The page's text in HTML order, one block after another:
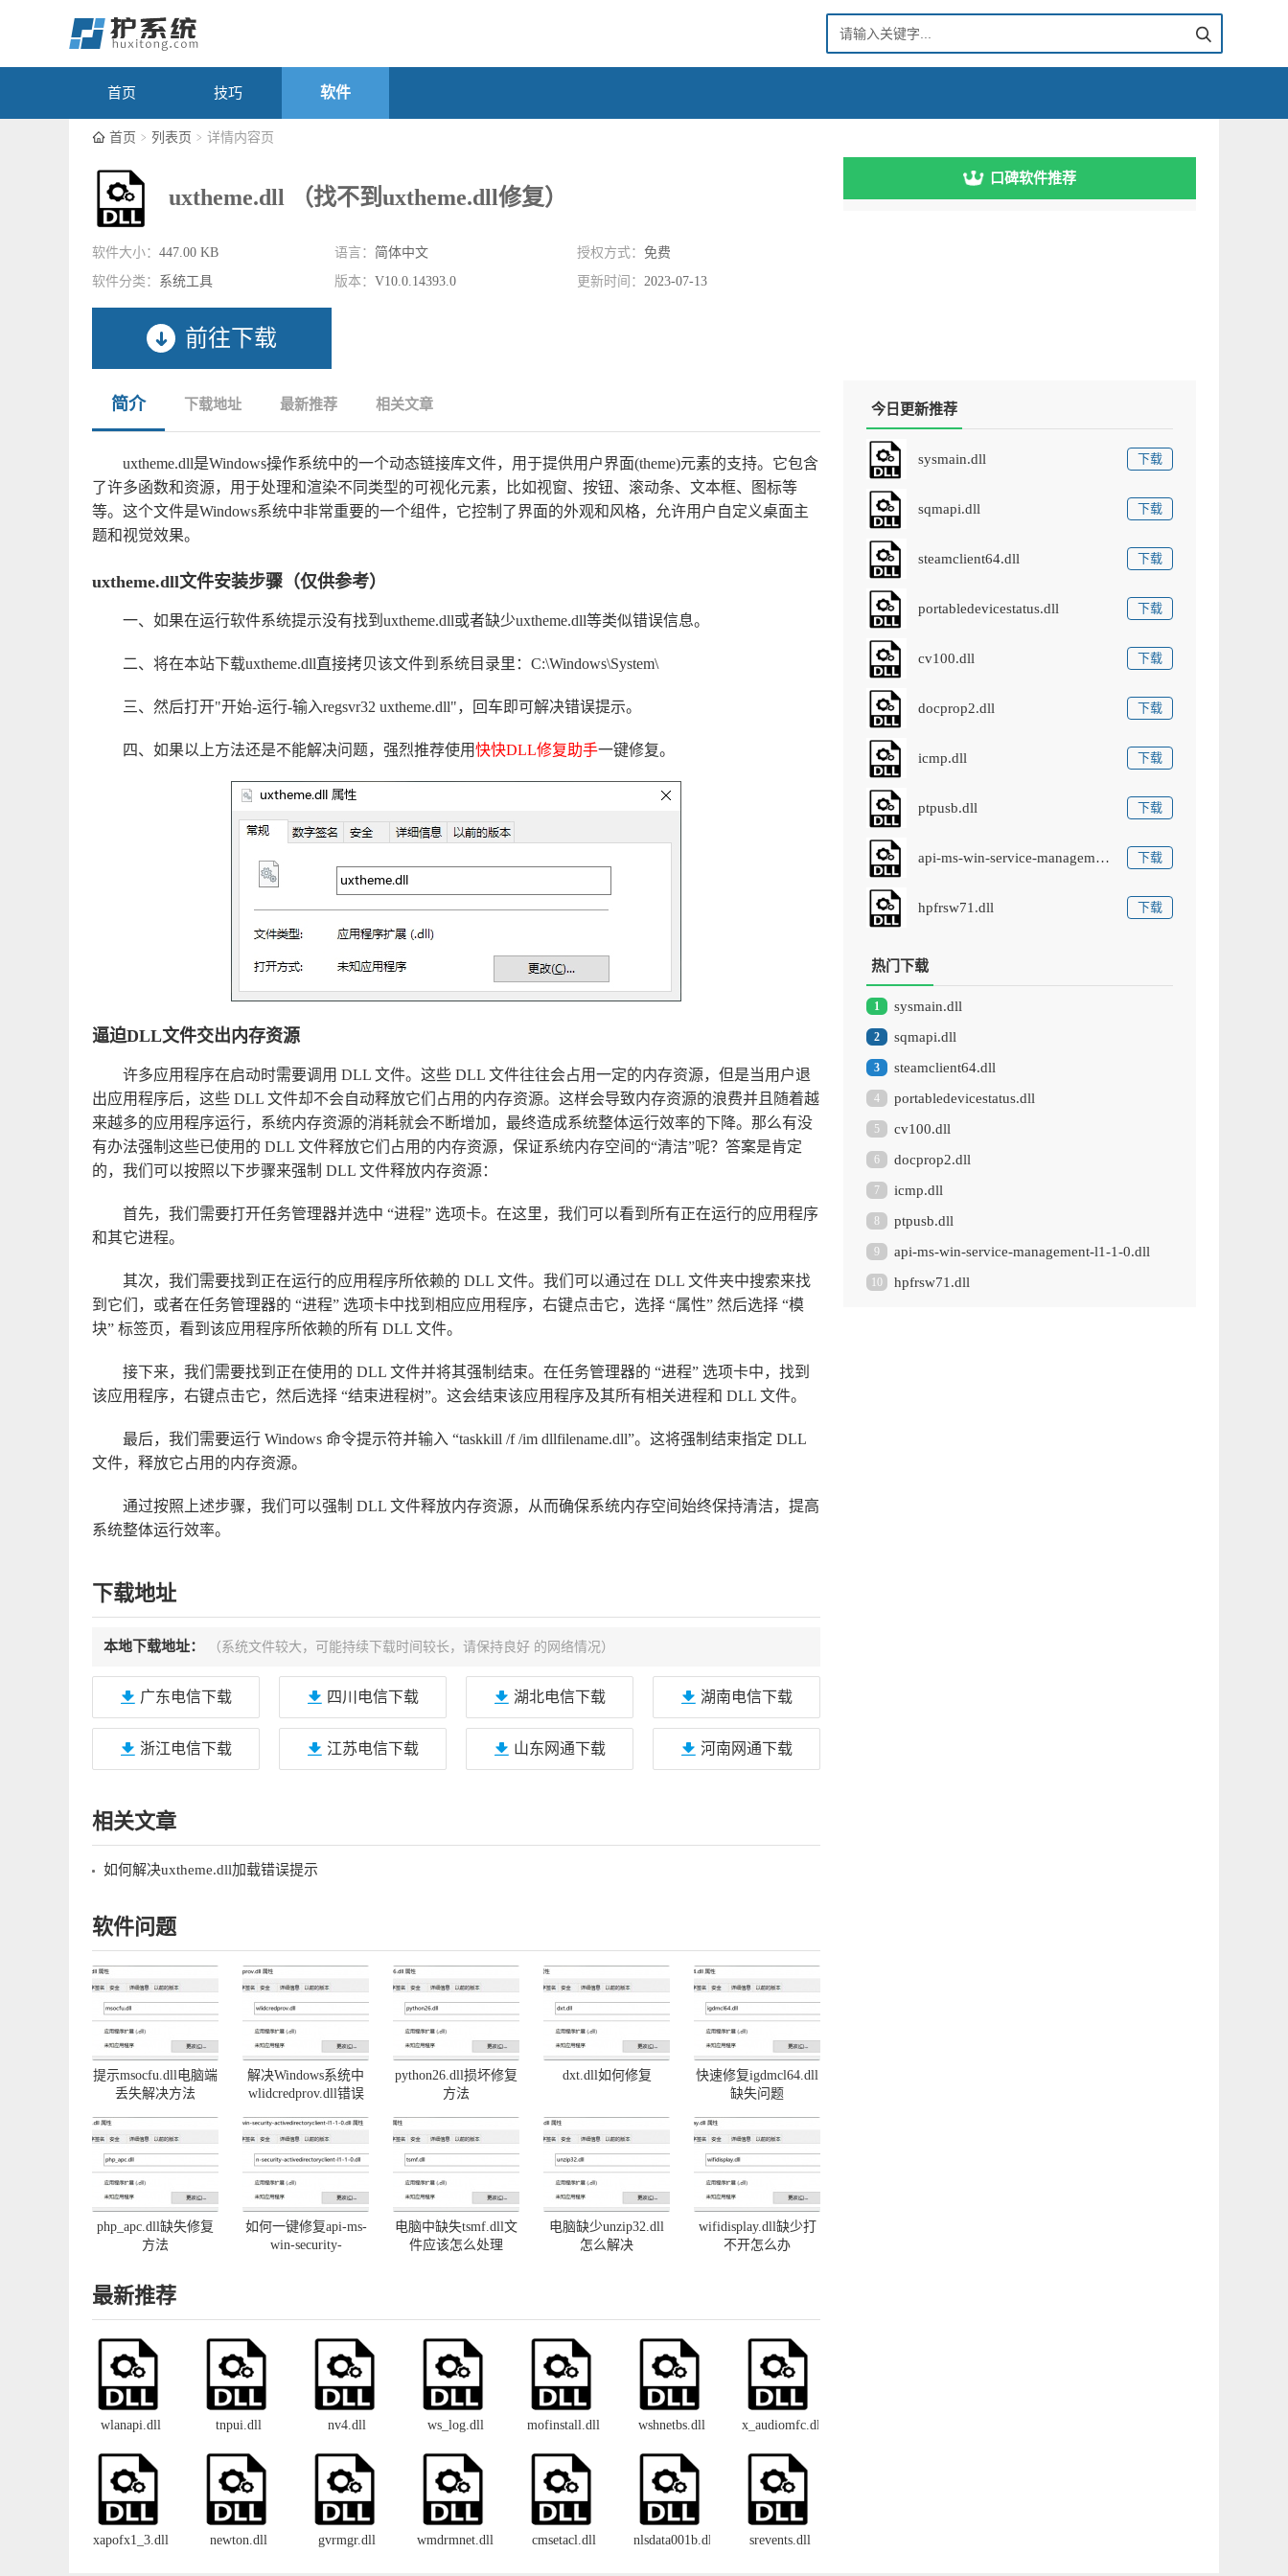
首页 技巧 软件
首页 列表页 详情内容页
uxtheme.dll （找不到uxtheme.dll修复）
软件大小： 447.00 KB 语言： 简体中文 授权方式： 免费
软件分类： 系统工具 版本： V10.0.14393.0 更新时间： 2023-07-13
前往下载
口碑软件推荐
简介 下载地址 最新推荐 相关文章
uxtheme.dll是Windows操作系统中的一个动态链接库文件，用于提供用户界面(theme)元素的支持。它包含
了许多函数和资源，用于处理和渲染不同类型的可视化元素，比如视窗、按钮、滚动条、文本框、图标等
等。这个文件是Windows系统中非常重要的一个组件，它控制了界面的外观和风格，允许用户自定义桌面主
题和视觉效果。
uxtheme.dll文件安装步骤（仅供参考）
一、如果在运行软件系统提示没有找到uxtheme.dll或者缺少uxtheme.dll等类似错误信息。
二、将在本站下载uxtheme.dll直接拷贝该文件到系统目录里：C:\Windows\System\
三、然后打开"开始-运行-输入regsvr32 uxtheme.dll"，回车即可解决错误提示。
四、如果以上方法还是不能解决问题，强烈推荐使用快快DLL修复助手一键修复。
逼迫DLL文件交出内存资源
许多应用程序在启动时需要调用 DLL 文件。这些 DLL 文件往往会占用一定的内存资源，但是当用户退
出应用程序后，这些 DLL 文件却不会自动释放它们占用的内存资源。这样会导致内存资源的浪费并且随着越
来越多的应用程序运行，系统内存资源的消耗就会不断增加，最终造成系统整体运行效率的下降。那么有没
有办法强制这些已使用的 DLL 文件释放它们占用的内存资源，保证系统内存空间的“清洁”呢？答案是肯定
的，我们可以按照以下步骤来强制 DLL 文件释放内存资源：
首先，我们需要打开任务管理器并选中 “进程” 选项卡。在这里，我们可以看到所有正在运行的应用程序
和其它进程。
其次，我们需要找到正在运行的应用程序所依赖的 DLL 文件。我们可以通过在 DLL 文件夹中搜索来找
到它们，或者在任务管理器的 “进程” 选项卡中找到相应应用程序，右键点击它，选择 “属性” 然后选择 “模
块” 标签页，看到该应用程序所依赖的所有 DLL 文件。
接下来，我们需要找到正在使用的 DLL 文件并将其强制结束。在任务管理器的 “进程” 选项卡中，找到
该应用程序，右键点击它，然后选择 “结束进程树”。这会结束该应用程序及其所有相关进程和 DLL 文件。
最后，我们需要运行 Windows 命令提示符并输入 “taskkill /f /im dllfilename.dll”。这将强制结束指定 DLL
文件，释放它占用的内存资源。
通过按照上述步骤，我们可以强制 DLL 文件释放内存资源，从而确保系统内存空间始终保持清洁，提高
系统整体运行效率。
下载地址
本地下载地址： （系统文件较大，可能持续下载时间较长，请保持良好 的网络情况）
广东电信下载 四川电信下载 湖北电信下载 湖南电信下载
浙江电信下载 江苏电信下载 山东网通下载 河南网通下载
相关文章
如何解决uxtheme.dll加载错误提示
软件问题
提示msocfu.dll电脑端
丢失解决方法
解决Windows系统中
wlidcredprov.dll错误
python26.dll损坏修复
方法
dxt.dll如何修复
快速修复igdmcl64.dll
缺失问题
php_apc.dll缺失修复
方法
如何一键修复api-ms-
win-security-
电脑中缺失tsmf.dll文
件应该怎么处理
电脑缺少unzip32.dll
怎么解决
wifidisplay.dll缺少打
不开怎么办
最新推荐
wlanapi.dll tnpui.dll nv4.dll ws_log.dll mofinstall.dll wshnetbs.dll x_audiomfc.dll
xapofx1_3.dll newton.dll gvrmgr.dll wmdrmnet.dll cmsetacl.dll nlsdata001b.dll srevents.dll
今日更新推荐
sysmain.dll 下载
sqmapi.dll 下载
steamclient64.dll 下载
portabledevicestatus.dll 下载
cv100.dll 下载
docprop2.dll 下载
icmp.dll 下载
ptpusb.dll 下载
api-ms-win-service-management-l1-1-0.dll 下载
hpfrsw71.dll 下载
热门下载
1 sysmain.dll
2 sqmapi.dll
3 steamclient64.dll
4 portabledevicestatus.dll
5 cv100.dll
6 docprop2.dll
7 icmp.dll
8 ptpusb.dll
9 api-ms-win-service-management-l1-1-0.dll
10 hpfrsw71.dll